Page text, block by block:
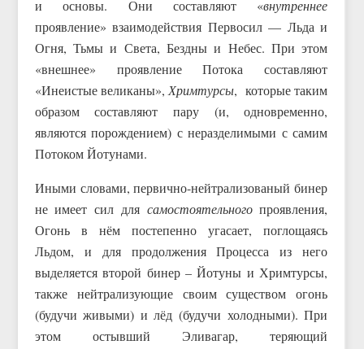
и основы. Они составляют «внутреннее
проявление» взаимодействия Первосил — Льда и
Огня, Тьмы и Света, Бездны и Небес. При этом
«внешнее» проявление Потока составляют
«Инеистые великаны»,Хримтурсы, которые таким
образом составляют пару (и, одновременно,
являются порождением) с неразделимыми с самим
Потоком Йотунами.
Иными словами, первично-нейтрализованый бинер
не имеет сил для самостоятельногопроявления,
Огонь в нём постепенно угасает, поглощаясь
Льдом, и для продолжения Процесса из него
выделяется второй бинер – Йотуны и Хримтурсы,
также нейтрализующие своим существом огонь
(будучи живыми) и лёд (будучи холодными). При
этом остывший Эливагар, теряющий